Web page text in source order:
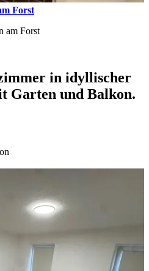
Forst
am Forst
in idyllischer
Garten und Balkon.